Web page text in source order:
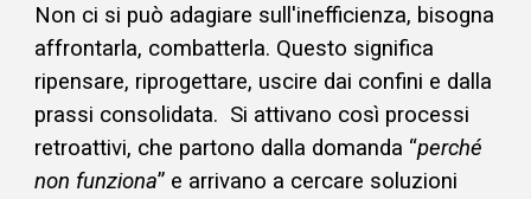
Non ci si può adagiare sull'inefficienza, bisogna
affrontarla, combatterla. Questo significa
ripensare, riprogettare, uscire dai confini e dalla
prassi consolidata. Si attivano così processi
retroattivi, che partono dalla domanda “perché
non funziona” e arrivano a cercare soluzioni